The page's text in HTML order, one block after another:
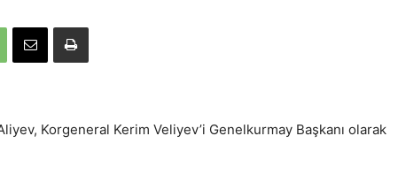
Korgeneral Kerim Veliyev’i Genelkurmay Başkanı olarak